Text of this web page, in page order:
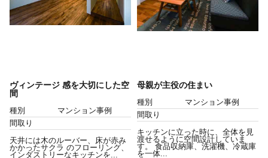
ヴィンテージ 感を大切にした空
間
種別
マンション事例
間取り
天井には木のルーバー、床が赤み
かかったサクラ のフローリング、
インダストリーなキッチンを...
母親が主役の住まい
種別
マンション事例
間取り
キッチンに立った時に、全体を見
渡せるように空間設計していま
す。 食品収納庫、洗濯機、冷蔵庫
を一体...